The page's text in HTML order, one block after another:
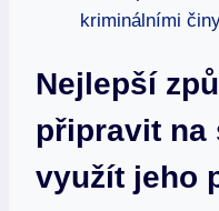
kriminálními
Nejlepší
připravit na
využít jeho